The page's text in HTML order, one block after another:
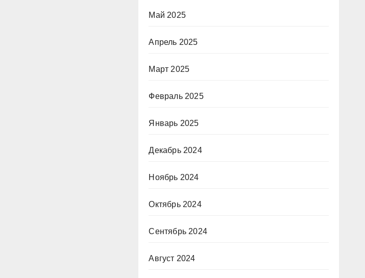
Май 2025
Апрель 2025
Март 2025
Февраль 2025
Январь 2025
Декабрь 2024
Ноябрь 2024
Октябрь 2024
Сентябрь 2024
Август 2024